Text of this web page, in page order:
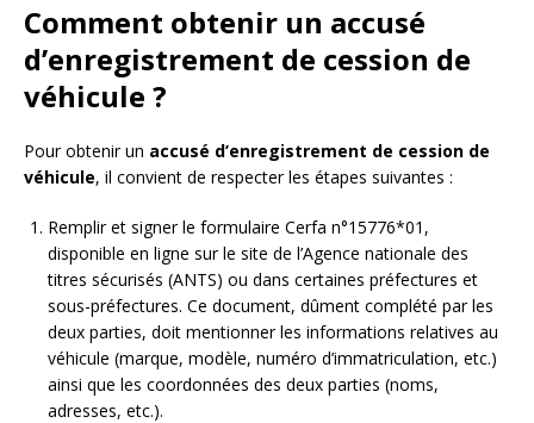
Comment obtenir un accusé
d’enregistrement de cession de
véhicule ?
Pour obtenir un accusé d’enregistrement de cession de
véhicule, il convient de respecter les étapes suivantes :
Remplir et signer le formulaire Cerfa n°15776*01,
disponible en ligne sur le site de l’Agence nationale des
titres sécurisés (ANTS) ou dans certaines préfectures et
sous-préfectures. Ce document, dûment complété par les
deux parties, doit mentionner les informations relatives au
véhicule (marque, modèle, numéro d’immatriculation, etc.)
ainsi que les coordonnées des deux parties (noms,
adresses, etc.).